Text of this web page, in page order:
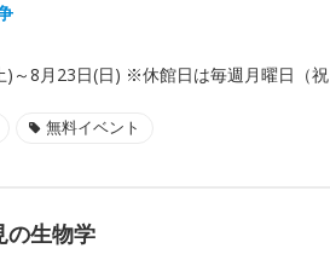
)～8月23日(日) ※休館日は毎週月曜日（祝
無料イベント
生物学